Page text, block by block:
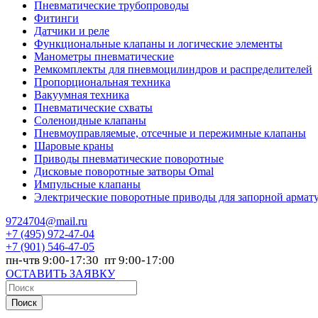
Пневматические трубопроводы
Фитинги
Датчики и реле
Функциональные клапаны и логические элементы
Манометры пневматические
Ремкомплекты для пневмоцилиндров и распределителей
Пропорциональная техника
Вакуумная техника
Пневматические схваты
Соленоидные клапаны
Пневмоуправляемые, отсечные и пережимные клапаны
Шаровые краны
Приводы пневматические поворотные
Дисковые поворотные затворы Omal
Импульсные клапаны
Электрические поворотные приводы для запорной
9724704@mail.ru
+7 (495) 972-47-04
+7 (901) 546-47-05
пн-чтв 9:00-17:30 пт 9:00-17:00
ОСТАВИТЬ ЗАЯВКУ
Поиск